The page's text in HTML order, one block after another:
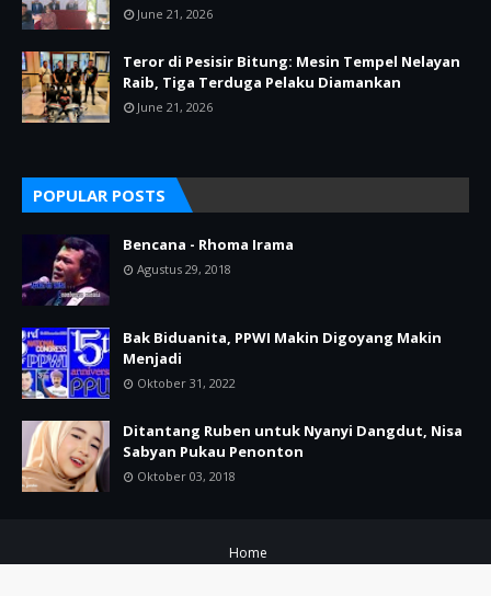
June 21, 2026
Teror di Pesisir Bitung: Mesin Tempel Nelayan
Raib, Tiga Terduga Pelaku Diamankan
June 21, 2026
POPULAR POSTS
Bencana - Rhoma Irama
Agustus 29, 2018
Bak Biduanita, PPWI Makin Digoyang Makin
Menjadi
Oktober 31, 2022
Ditantang Ruben untuk Nyanyi Dangdut, Nisa
Sabyan Pukau Penonton
Oktober 03, 2018
Home